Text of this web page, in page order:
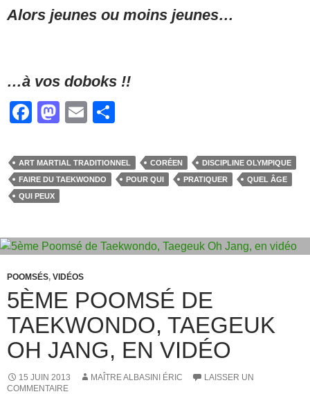
Alors jeunes ou moins jeunes…
…à vos doboks !!
F
c
e
b
o
k
M
st
o
n
E
ail ta
g
ART MARTIAL TRADITIONNEL CORÉEN
DISCIPLINE OLYMPIQUE
FAIRE DU TAEKWONDO
POUR QUI PRATIQUER
QUEL ÂGE
QUI PEUX
POOMSÉS, VIDÉOS
5ÈME POOMSÉ DE
TAEKWONDO, TAEGEUK
OH JANG, EN VIDÉO
15 JUIN 2013 MAÎTRE ALBASINI ÉRIC
LAISSER UN
COMMENTAIRE